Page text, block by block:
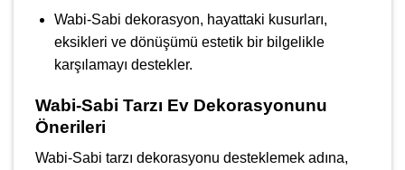
Wabi-Sabi dekorasyon, hayattaki kusurları,
eksikleri ve dönüşümü estetik bir bilgelikle
karşılamayı destekler.
Wabi-Sabi Tarzı Ev Dekorasyonunu
Önerileri
Wabi-Sabi tarzı dekorasyonu desteklemek adına,